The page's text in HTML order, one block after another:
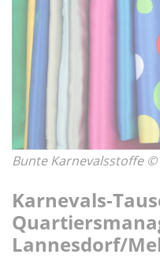
Bunte Karnevalsstoffe
Karnevals-
Lannesdorf/